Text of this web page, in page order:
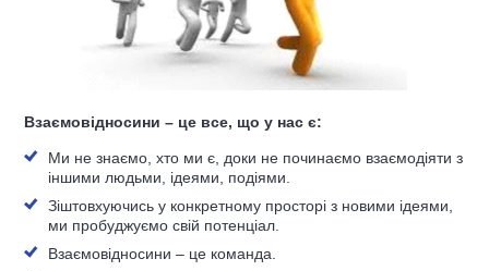
Взаємовідносини – це все, що у нас є:
Ми не знаємо, хто ми є, доки не починаємо взаємодіяти з
іншими людьми, ідеями, подіями.
Зіштовхуючись у конкретному просторі з новими ідеями,
ми пробуджуємо свій потенціал.
Взаємовідносини – це команда.